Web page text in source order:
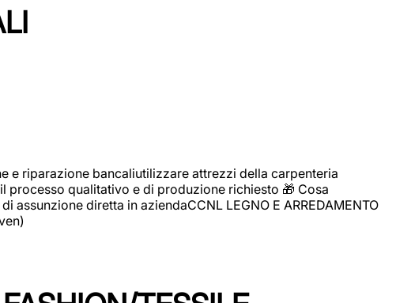
e riparazione bancaliutilizzare attrezzi della carpenteria
qualitativo e di produzione richiesto 🎁 Cosa
diretta in aziendaCCNL LEGNO E ARREDAMENTO